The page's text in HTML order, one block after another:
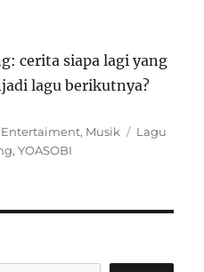
cerita siapa lagi yang
lagu berikutnya?
Categories
Entertaiment, Musik Tags
Lagu
,YOASOBI